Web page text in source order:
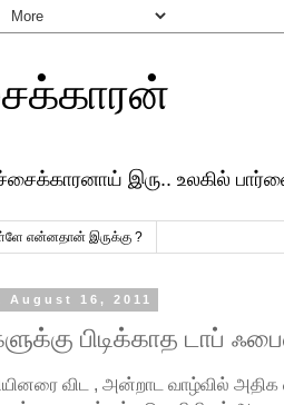
இரு.. உலகில்
என்னதான் இருக்கு ?
August 16, 2011
பிடிக்காத டாப்
விட , அன்றாட வாழ்வில்